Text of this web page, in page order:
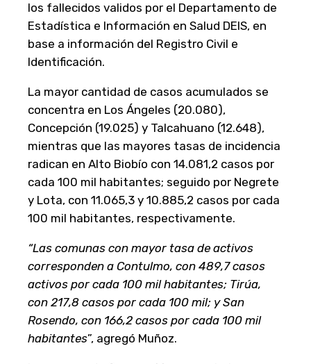
los fallecidos validos por el Departamento de
Estadística e Información en Salud DEIS, en
base a información del Registro Civil e
Identificación.
La mayor cantidad de casos acumulados se
concentra en Los Ángeles (20.080),
Concepción (19.025) y Talcahuano (12.648),
mientras que las mayores tasas de incidencia
radican en Alto Biobío con 14.081,2 casos por
cada 100 mil habitantes; seguido por Negrete
y Lota, con 11.065,3 y 10.885,2 casos por cada
100 mil habitantes, respectivamente.
“Las comunas con mayor tasa de activos
corresponden a Contulmo, con 489,7 casos
activos por cada 100 mil habitantes; Tirúa,
con 217,8 casos por cada 100 mil; y San
Rosendo, con 166,2 casos por cada 100 mil
habitantes”, agregó Muñoz.